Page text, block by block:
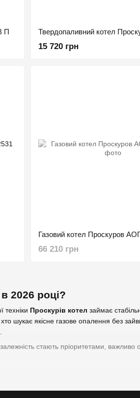
2026 році?
техніки Проскурів котел займає
шукає якісне газове опалення без
стають пріоритетами,
котлів потужністю від 7 до 16
П Твердопаливний котел
15 720 грн
Газовий котел Проскуров
66 210 грн